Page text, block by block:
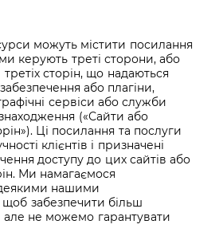
можуть містити посилання
керують треті сторони, або
сторін, що надаються
або плагіни,
сервіси або служби
(«Сайти або
Ці посилання та послуги
клієнтів і призначені
доступу до цих сайтів або
Ми намагаємося
нашими
забезпечити більш
але не можемо гарантувати